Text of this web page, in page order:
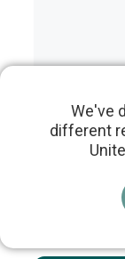
Share
We've
different